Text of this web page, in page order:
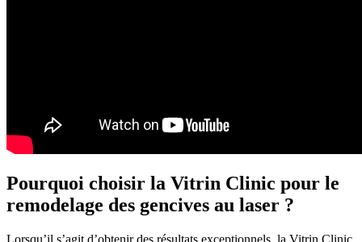
Pourquoi choisir la Vitrin Clinic pour le
remodelage des gencives au laser ?